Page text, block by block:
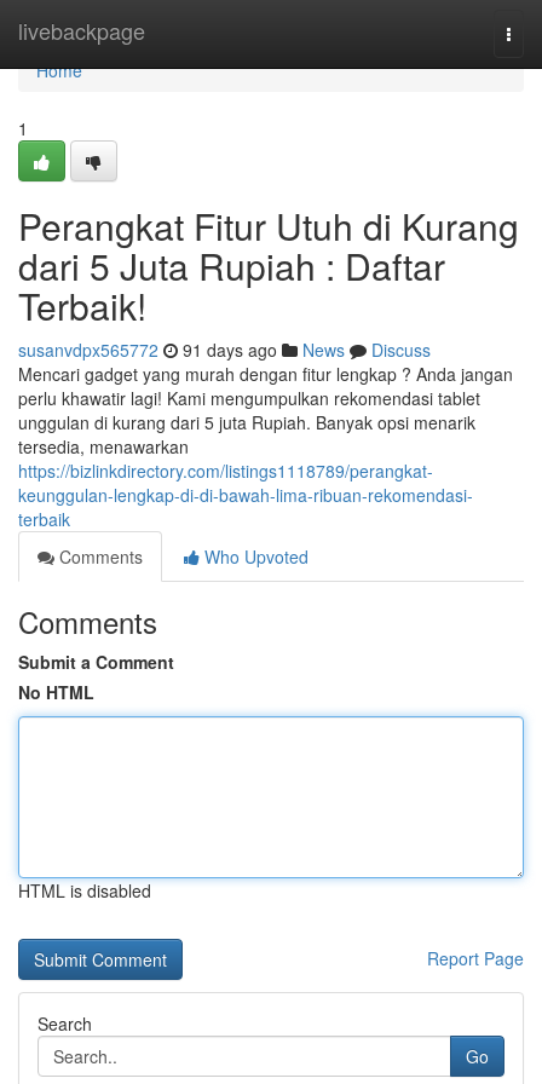
livebackpage
Home
Home
1
Perangkat Fitur Utuh di Kurang
dari 5 Juta Rupiah : Daftar
Terbaik!
susanvdpx565772 91 days ago News
Discuss
Mencari gadget yang murah dengan fitur lengkap ? Anda jangan
perlu khawatir lagi! Kami mengumpulkan rekomendasi tablet
unggulan di kurang dari 5 juta Rupiah. Banyak opsi menarik
tersedia, menawarkan
https://bizlinkdirectory.com/listings1118789/perangkat-
keunggulan-lengkap-di-di-bawah-lima-ribuan-rekomendasi-
terbaik
Comments
Who Upvoted
Comments
Submit a Comment
No HTML
HTML is disabled
Report Page
Search
Go